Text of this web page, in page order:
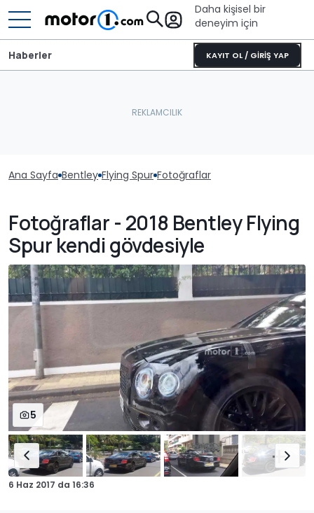
Daha kişisel bir
deneyim için
KAYIT OL / GİRİŞ YAP
Haberler
Ana Sayfa Bentley Flying Spur Fotoğraflar
Fotoğraflar - 2018 Bentley Flying
Spur kendi gövdesiyle
5
6 Haz 2017 da 16:36